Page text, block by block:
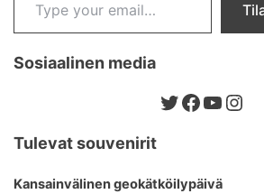
Sosiaalinen media
Twitter
Tulevat souvenirit
Kansainvälinen geokätköilypäivä